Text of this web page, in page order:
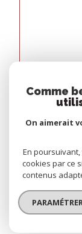
© 2026 | TOUS
MENTIONS
Comme
On aimerait
En
cookies par ce
contenus